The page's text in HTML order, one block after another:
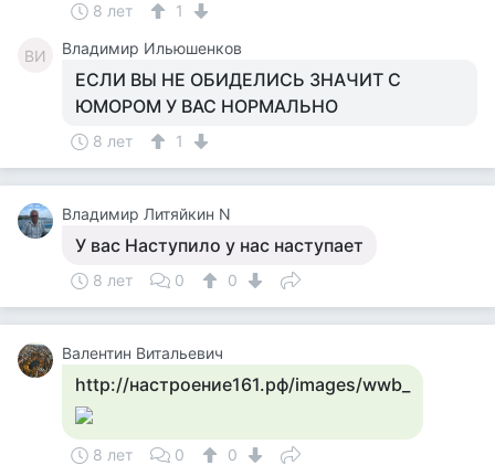
8 лет 1
ВИ Владимир Ильюшенков
ЕСЛИ ВЫ НЕ ОБИДЕЛИСЬ ЗНАЧИТ С
ЮМОРОМ У ВАС НОРМАЛЬНО
8 лет 1
Владимир Литяйкин N
У вас Наступило у нас наступает
8 лет 0 0
Валентин Витальевич
http://настроение161.рф/images/wwb_
8 лет 0 0